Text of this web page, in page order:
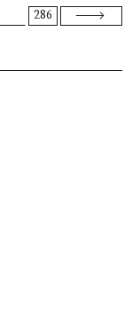
286